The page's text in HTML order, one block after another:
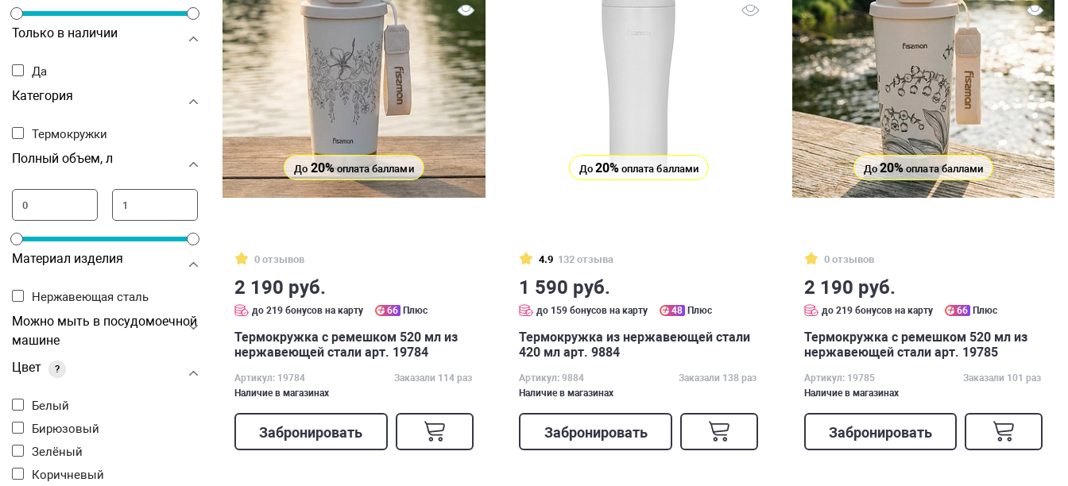
Только в наличии
Да
Категория
Термокружки
Полный объем, л
Материал изделия
Нержавеющая сталь
Можно мыть в посудомоечной
машине
Цвет
?
Белый
Бирюзовый
Зелёный
Коричневый
До 20%оплата баллами
0 отзывов
2 190 руб.
до 219 бонусов на карту 66 Плюс
Термокружка с ремешком 520 мл из
нержавеющей стали арт. 19784
Артикул: 19784
Заказали 114 раз
Наличие в магазинах
Забронировать
До 20%оплата баллами
4.9 132 отзыва
1 590 руб.
до 159 бонусов на карту 48 Плюс
Термокружка из нержавеющей стали
420 мл арт. 9884
Артикул: 9884
Заказали 138 раз
Наличие в магазинах
Забронировать
До20% оплата баллами
0 отзывов
2 190 руб.
до 219 бонусов на карту 66 Плюс
Термокружка с ремешком 520 мл из
нержавеющей стали арт. 19785
Артикул: 19785
Заказали 101 раз
Наличие в магазинах
Забронировать